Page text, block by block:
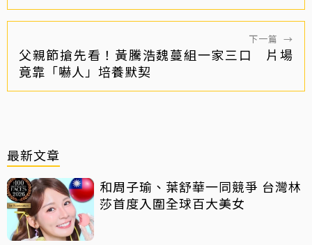
下一篇 →
父親節搶先看！黃騰浩魏蔓組一家三口 片場
竟靠「嚇人」培養默契
最新文章
和周子瑜、葉舒華一同競爭 台灣林
莎首度入圍全球百大美女